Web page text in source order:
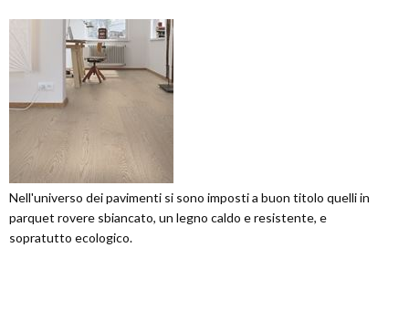
Nell'universo dei pavimenti si sono imposti a buon titolo quelli in
parquet rovere sbiancato, un legno caldo e resistente, e
sopratutto ecologico.